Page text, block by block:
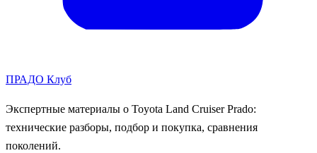
ПРАДО Клуб
Экспертные материалы о Toyota Land Cruiser Prado:
технические разборы, подбор и покупка, сравнения
поколений.